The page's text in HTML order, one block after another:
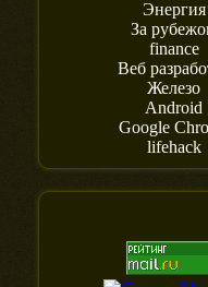
Энергия
За
finance
Веб
Железо
Android
Google
lifehack